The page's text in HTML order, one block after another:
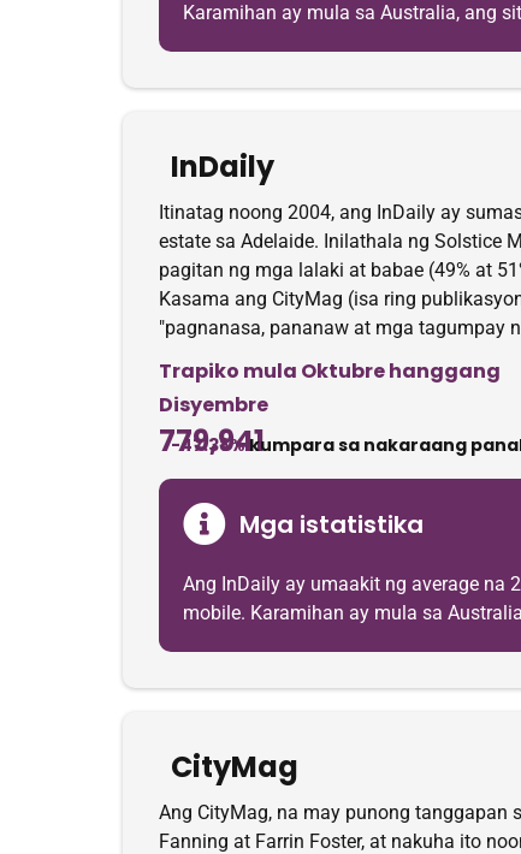
Karamihan ay mula sa Australia, ang
InDaily
Itinatag noong 2004, ang InDaily ay
estate sa Adelaide. Inilathala ng Solstice
pagitan ng mga lalaki at babae (49% at
Kasama ang CityMag (isa ring
"pagnanasa, pananaw at mga tagumpay
Trapiko mula Oktubre hanggang
Disyembre
779,941
-47.38%kumpara sa nakaraang
Mga istatistika
Ang InDaily ay umaakit ng average na
mobile. Karamihan ay mula sa
CityMag
Ang CityMag, na may punong tanggapan
Fanning at Farrin Foster, at nakuha ito